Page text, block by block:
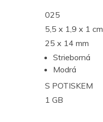
025
5,5 x 1,9 x 1 cm
25 x 14 mm
Strieborná
Modrá
S POTISKEM
1 GB